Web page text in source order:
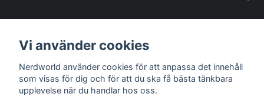
Sociala medier
Vi använder cookies
Nerdworld använder cookies för att anpassa det innehåll
som visas för dig och för att du ska få bästa tänkbara
upplevelse när du handlar hos oss.